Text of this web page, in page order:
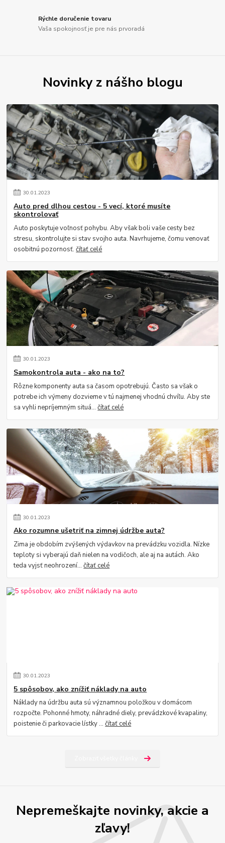
Rýchle doručenie tovaru
Vaša spokojnosť je pre nás prvoradá
Novinky z nášho blogu
30.01.2023
Auto pred dlhou cestou - 5 vecí, ktoré musíte
skontrolovať
Auto poskytuje voľnosť pohybu. Aby však boli vaše cesty bez
stresu, skontrolujte si stav svojho auta. Navrhujeme, čomu venovať
osobitnú pozornosť.čítať celé
30.01.2023
Samokontrola auta - ako na to?
Rôzne komponenty auta sa časom opotrebujú. Často sa však o
potrebe ich výmeny dozvieme v tú najmenej vhodnú chvíľu. Aby ste
sa vyhli nepríjemným situá...čítať celé
30.01.2023
Ako rozumne ušetriť na zimnej údržbe auta?
Zima je obdobím zvýšených výdavkov na prevádzku vozidla. Nízke
teploty si vyberajú daň nielen na vodičoch, ale aj na autách. Ako
teda vyjsť neohrození...čítať celé
30.01.2023
5 spôsobov, ako znížiť náklady na auto
Náklady na údržbu auta sú významnou položkou v domácom
rozpočte. Pohonné hmoty, náhradné diely, prevádzkové kvapaliny,
poistenie či parkovacie lístky ...čítať celé
Nepremeškajte novinky, akcie a
zľavy!